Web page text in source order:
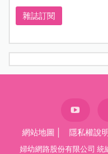
雜誌訂閱
網站地圖 隱私權說明
婦幼網路股份有限公司 統